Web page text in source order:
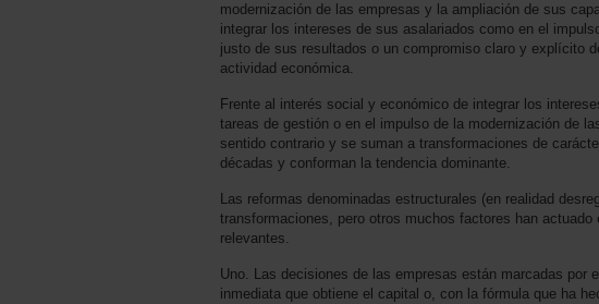
modernización de las empresas y la ampliación de sus
integrar los intereses de sus asalariados como en el
justo de sus resultados o un compromiso claro y explícito
actividad económica.
Frente al interés social y económico de integrar los
tareas de gestión o en el impulso de la modernización de
sentido contrario y se suman a transformaciones de
décadas y conforman la tendencia dominante.
Las reformas denominadas estructurales (en realidad
transformaciones, pero otros muchos factores han
relevantes.
Uno. Las decisiones de las empresas están marcadas por
inmediata que obtiene el capital o, con la fórmula que ha